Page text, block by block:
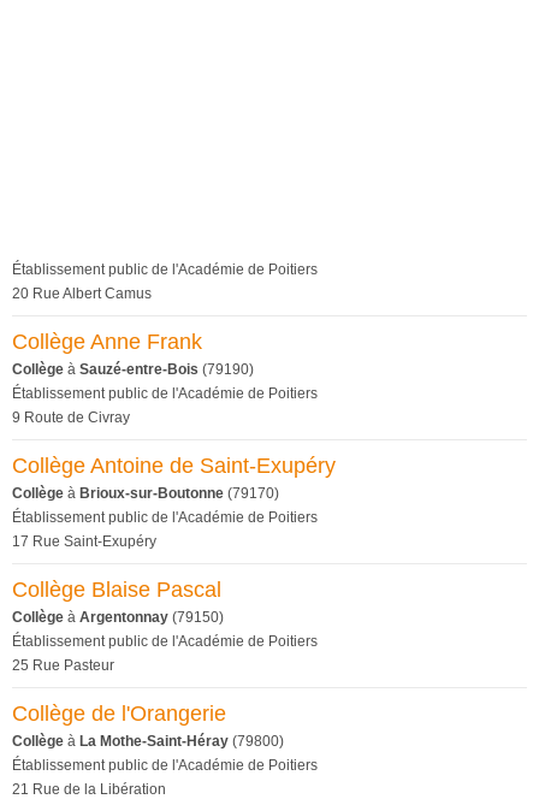
Établissement public de l'Académie de Poitiers
20 Rue Albert Camus
Collège Anne Frank
Collège à Sauzé-entre-Bois (79190)
Établissement public de l'Académie de Poitiers
9 Route de Civray
Collège Antoine de Saint-Exupéry
Collège à Brioux-sur-Boutonne (79170)
Établissement public de l'Académie de Poitiers
17 Rue Saint-Exupéry
Collège Blaise Pascal
Collège à Argentonnay (79150)
Établissement public de l'Académie de Poitiers
25 Rue Pasteur
Collège de l'Orangerie
Collège à La Mothe-Saint-Héray (79800)
Établissement public de l'Académie de Poitiers
21 Rue de la Libération